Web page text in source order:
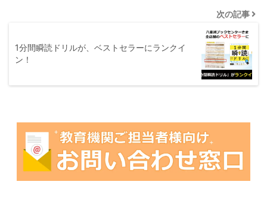
次の記事
1分間瞬読ドリルが、ベストセラーにランクイ
ン！